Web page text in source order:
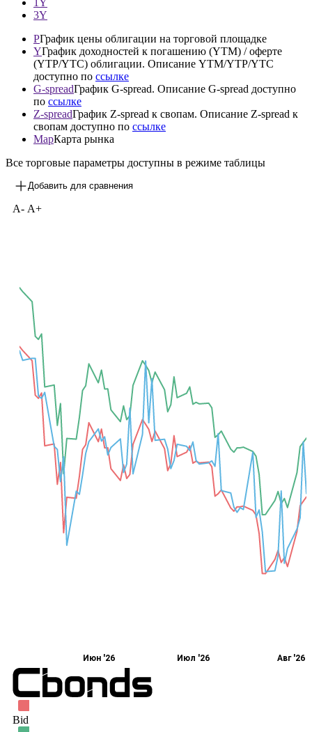
3Y
PГрафик цены облигации на торговой площадке
YГрафик доходностей к погашению (YTM) / оферте
(YTP/YTC) облигации. Описание YTM/YTP/YTC
доступно по ссылке
G-spreadГрафик G-spread. Описание G-spread доступно
по ссылке
Z-spreadГрафик Z-spread к свопам. Описание Z-spread к
свопам доступно по ссылке
MapКарта рынка
Все торговые параметры доступны в режиме таблицы
Добавить для сравнения